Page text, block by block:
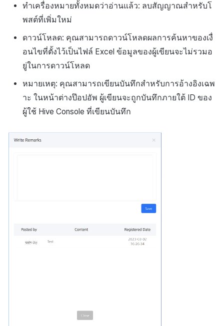
ทำเครื่องหมายทั้งหมดว่าอ่านแล้ว: ลบสัญญาณสำหรับโ
พสต์ที่เพิ่มใหม่
ดาวน์โหลด: คุณสามารถดาวน์โหลดผลการค้นหาของเงื่
อนไขที่ตั้งไว้เป็นไฟล์ Excel ข้อมูลของผู้เขียนจะไม่รวมอ
ยู่ในการดาวน์โหลด
หมายเหตุ: คุณสามารถเขียนบันทึกสำหรับการอ้างอิงเฉพ
าะ ในหน้าต่างป๊อปอัพ ผู้เขียนจะถูกบันทึกภายใต้ ID ของ
ผู้ใช้ Hive Console ที่เขียนบันทึก